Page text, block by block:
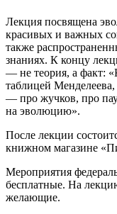
Лекция посвящена
красивых и важных
также
знаниях. К концу
— не теория, а факт:
таблицей
— про жучков, про
на эволюцию».
После лекции
книжном магазине
Мероприятия
бесплатные. На
желающие.